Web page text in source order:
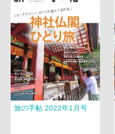
旅の手帖 2022年1月号